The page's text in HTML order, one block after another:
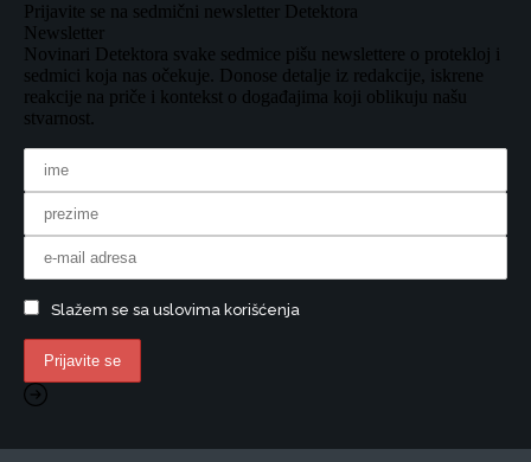
Prijavite se na sedmični newsletter Detektora
Newsletter
Novinari Detektora svake sedmice pišu newslettere o protekloj i
sedmici koja nas očekuje. Donose detalje iz redakcije, iskrene
reakcije na priče i kontekst o događajima koji oblikuju našu
stvarnost.
Slažem se sa uslovima korišćenja